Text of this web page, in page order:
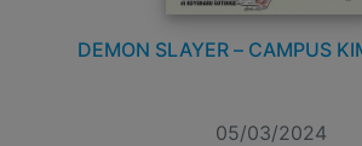
DEMON SLAYER – CAMPUS
05/03/2024